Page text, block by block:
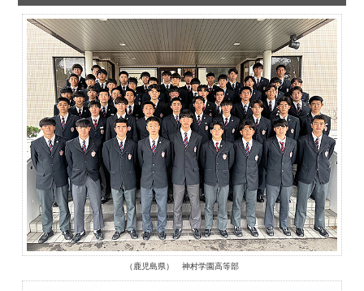
（鹿児島県） 神村学園高等部